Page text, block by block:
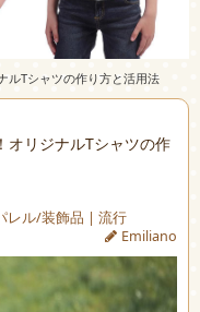
ルTシャツの作り方と活用法
オリジナルTシャツの作
レル/装飾品 | 流行
Emiliano